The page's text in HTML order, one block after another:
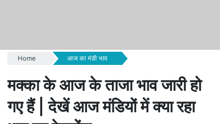
Home आज का मंडी भाव
मक्का के आज के ताजा भाव जारी हो
गए हैं | देखें आज मंडियों में क्या रहा